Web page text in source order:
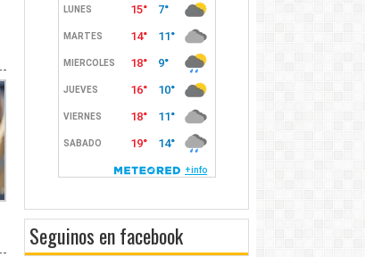
Seguinos en facebook